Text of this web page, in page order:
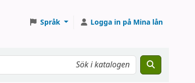
Språk Logga in på Mina lån